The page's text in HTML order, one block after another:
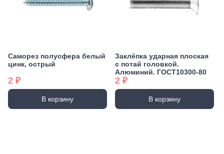
Саморез полусфера белый
цинк, острый
2 ₽
В корзину
Заклёпка ударная плоская
с потай головкой.
Алюминий. ГОСТ10300-80
2 ₽
В корзину